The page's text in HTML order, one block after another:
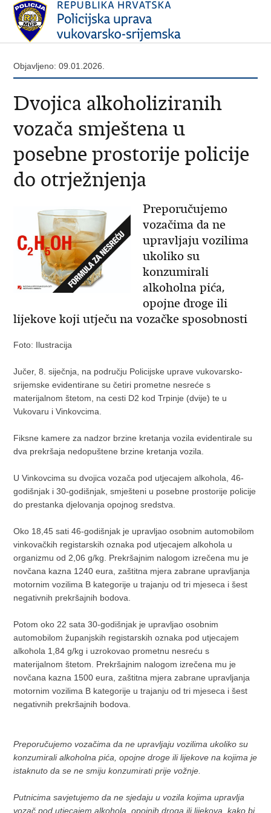
Objavljeno: 09.01.2026.
Dvojica alkoholiziranih
vozača smještena u
posebne prostorije policije
do otrježnjenja
Preporučujemo
vozačima da ne
upravljaju vozilima
ukoliko su
konzumirali
alkoholna pića,
opojne droge ili
lijekove koji utječu na vozačke sposobnosti
Foto: Ilustracija
Jučer, 8. siječnja, na području Policijske uprave vukovarsko-
srijemske evidentirane su četiri prometne nesreće s
materijalnom štetom, na cesti D2 kod Trpinje (dvije) te u
Vukovaru i Vinkovcima.
Fiksne kamere za nadzor brzine kretanja vozila evidentirale su
dva prekršaja nedopuštene brzine kretanja vozila.
U Vinkovcima su dvojica vozača pod utjecajem alkohola, 46-
godišnjak i 30-godišnjak, smješteni u posebne prostorije policije
do prestanka djelovanja opojnog sredstva.
Oko 18,45 sati 46-godišnjak je upravljao osobnim automobilom
vinkovačkih registarskih oznaka pod utjecajem alkohola u
organizmu od 2,06 g/kg. Prekršajnim nalogom izrečena mu je
novčana kazna 1240 eura, zaštitna mjera zabrane upravljanja
motornim vozilima B kategorije u trajanju od tri mjeseca i šest
negativnih prekršajnih bodova.
Potom oko 22 sata 30-godišnjak je upravljao osobnim
automobilom županjskih registarskih oznaka pod utjecajem
alkohola 1,84 g/kg i uzrokovao prometnu nesreću s
materijalnom štetom. Prekršajnim nalogom izrečena mu je
novčana kazna 1500 eura, zaštitna mjera zabrane upravljanja
motornim vozilima B kategorije u trajanju od tri mjeseca i šest
negativnih prekršajnih bodova.
Preporučujemo vozačima da ne upravljaju vozilima ukoliko su
konzumirali alkoholna pića, opojne droge ili lijekove na kojima je
istaknuto da se ne smiju konzumirati prije vožnje.
Putnicima savjetujemo da ne sjedaju u vozila kojima upravlja
vozač pod utjecajem alkohola, opojnih droga ili lijekova, kako bi